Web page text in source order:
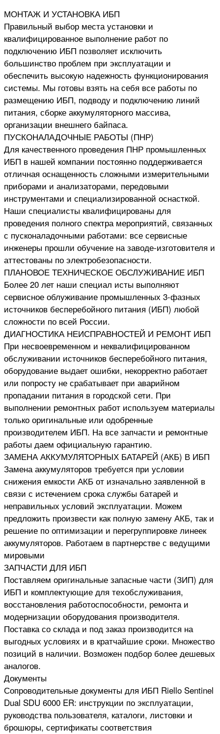
МОНТАЖ И УСТАНОВКА ИБП
Правильный выбор места установки и
квалифицированное выполнение работ по
подключению ИБП позволяет исключить
большинство проблем при эксплуатации и
обеспечить высокую надежность функционирования
системы. Мы готовы взять на себя все работы по
размещению ИБП, подводу и подключению линий
питания, сборке аккумуляторного массива,
организации внешнего байпаса.
ПУСКОНАЛАДОЧНЫЕ РАБОТЫ (ПНР)
Для качественного проведения ПНР промышленных
ИБП в нашей компании постоянно поддерживается
отличная оснащенность сложными измерительными
приборами и анализаторами, передовыми
инструментами и специализированной оснасткой.
Наши специалисты квалифицированы для
проведения полного спектра мероприятий, связанных
с пусконаладочными работами: все сервисные
инженеры прошли обучение на заводе-изготовителя и
аттестованы по электробезопасности.
ПЛАНОВОЕ ТЕХНИЧЕСКОЕ ОБСЛУЖИВАНИЕ ИБП
Более 20 лет наши специал исты выполняют
сервисное облуживание промышленных 3-фазных
источников бесперебойного питания (ИБП) любой
сложности по всей России.
ДИАГНОСТИКА НЕИСПРАВНОСТЕЙ И РЕМОНТ ИБП
При несвоевременном и неквалифицированном
обслуживании источников бесперебойного питания,
оборудование выдает ошибки, некорректно работает
или попросту не срабатывает при аварийном
пропадании питания в городской сети. При
выполнении ремонтных работ используем материалы
только оригинальные или одобренные
производителем ИБП. На все запчасти и ремонтные
работы даем официальную гарантию.
ЗАМЕНА АККУМУЛЯТОРНЫХ БАТАРЕЙ (АКБ) В ИБП
Замена аккумуляторов требуется при условии
снижения емкости АКБ от изначально заявленной в
связи с истечением срока службы батарей и
неправильных условий эксплуатации. Можем
предложить произвести как полную замену АКБ, так и
решение по оптимизации и перегруппировке линеек
аккумуляторов. Работаем в партнерстве с ведущими
мировыми
ЗАПЧАСТИ ДЛЯ ИБП
Поставляем оригинальные запасные части (ЗИП) для
ИБП и комплектующие для техобслуживания,
восстановления работоспособности, ремонта и
модернизации оборудования производителя.
Поставка со склада и под заказ производится на
выгодных условиях и в кратчайшие сроки. Множество
позиций в наличии. Возможен подбор более дешевых
аналогов.
Документы
Сопроводительные документы для ИБП Riello Sentinel
Dual SDU 6000 ER: инструкции по эксплуатации,
руководства пользователя, каталоги, листовки и
брошюры, сертификаты соответствия